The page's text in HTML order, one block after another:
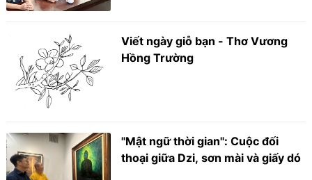
Viết ngày giỗ bạn - Thơ Vương
Hồng Trường
"Mật ngữ thời gian": Cuộc đối
thoại giữa Dzi, sơn mài và giấy dó